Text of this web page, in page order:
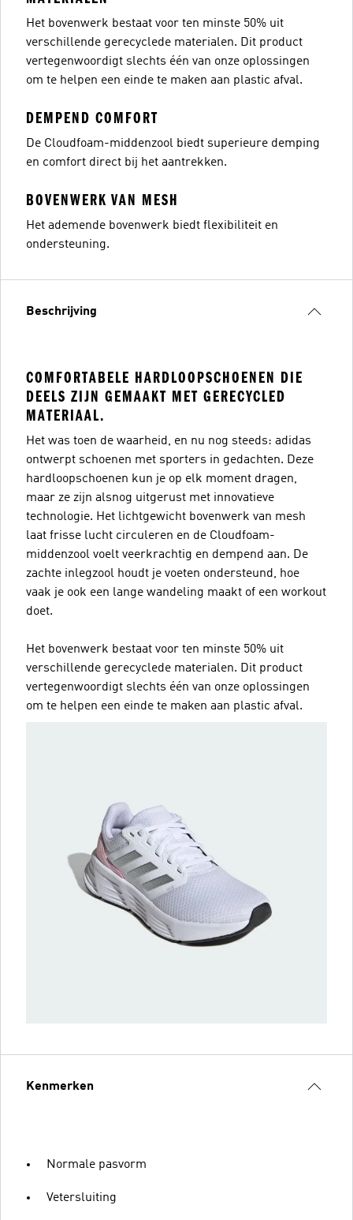
Het bovenwerk bestaat voor ten minste 50% uit
verschillende gerecyclede materialen. Dit product
vertegenwoordigt slechts één van onze oplossingen
om te helpen een einde te maken aan plastic afval.
DEMPEND COMFORT
De Cloudfoam-middenzool biedt superieure demping
en comfort direct bij het aantrekken.
BOVENWERK VAN MESH
Het ademende bovenwerk biedt flexibiliteit en
ondersteuning.
Beschrijving
COMFORTABELE HARDLOOPSCHOENEN DIE
DEELS ZIJN GEMAAKT MET GERECYCLED
MATERIAAL.
Het was toen de waarheid, en nu nog steeds: adidas
ontwerpt schoenen met sporters in gedachten. Deze
hardloopschoenen kun je op elk moment dragen,
maar ze zijn alsnog uitgerust met innovatieve
technologie. Het lichtgewicht bovenwerk van mesh
laat frisse lucht circuleren en de Cloudfoam-
middenzool voelt veerkrachtig en dempend aan. De
zachte inlegzool houdt je voeten ondersteund, hoe
vaak je ook een lange wandeling maakt of een workout
doet.
Het bovenwerk bestaat voor ten minste 50% uit
verschillende gerecyclede materialen. Dit product
vertegenwoordigt slechts één van onze oplossingen
om te helpen een einde te maken aan plastic afval.
Kenmerken
Normale pasvorm
Vetersluiting